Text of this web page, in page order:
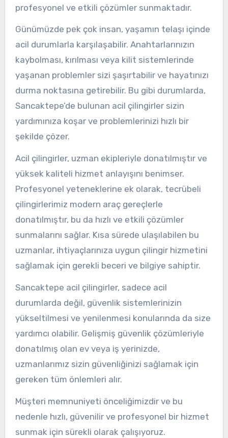
profesyonel ve etkili çözümler sunmaktadır.
Günümüzde pek çok insan, yaşamın telaşı içinde
acil durumlarla karşılaşabilir. Anahtarlarınızın
kaybolması, kırılması veya kilit sistemlerinde
yaşanan problemler sizi şaşırtabilir ve hayatınızı
durma noktasına getirebilir. Bu gibi durumlarda,
Sancaktepe’de bulunan acil çilingirler sizin
yardımınıza koşar ve problemlerinizi hızlı bir
şekilde çözer.
Acil çilingirler, uzman ekipleriyle donatılmıştır ve
yüksek kaliteli hizmet anlayışını benimser.
Profesyonel yeteneklerine ek olarak, tecrübeli
çilingirlerimiz modern araç gereçlerle
donatılmıştır, bu da hızlı ve etkili çözümler
sunmalarını sağlar. Kısa sürede ulaşılabilen bu
uzmanlar, ihtiyaçlarınıza uygun çilingir hizmetini
sağlamak için gerekli beceri ve bilgiye sahiptir.
Sancaktepe acil çilingirler, sadece acil
durumlarda değil, güvenlik sistemlerinizin
yükseltilmesi ve yenilenmesi konularında da size
yardımcı olabilir. Gelişmiş güvenlik çözümleriyle
donatılmış olan ev veya iş yerinizde,
uzmanlarımız sizin güvenliğinizi sağlamak için
gereken tüm önlemleri alır.
Müşteri memnuniyeti önceliğimizdir ve bu
nedenle hızlı, güvenilir ve profesyonel bir hizmet
sunmak için sürekli olarak çalışıyoruz.